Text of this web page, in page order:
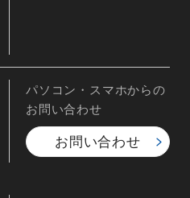
パソコン・スマホからの
お問い合わせ
お問い合わせ